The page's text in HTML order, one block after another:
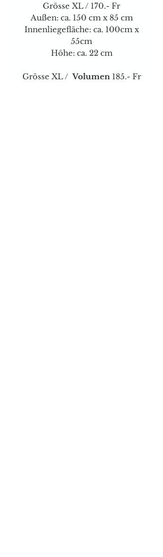
Grösse XL / 170.- Fr
Außen: ca. 150 cm x 85 cm
Innenliegefläche: ca. 100cm x
55cm
Höhe: ca. 22 cm
Grösse XL /Volumen185.- Fr